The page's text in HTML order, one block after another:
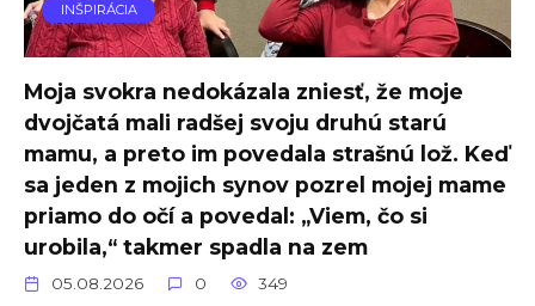
INŠPIRÁCIA
Moja svokra nedokázala zniesť, že moje
dvojčatá mali radšej svoju druhú starú
mamu, a preto im povedala strašnú lož. Keď
sa jeden z mojich synov pozrel mojej mame
priamo do očí a povedal: „Viem, čo si
urobila,“ takmer spadla na zem
05.08.2026 0 349